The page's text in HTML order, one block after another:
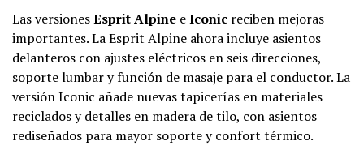
Las versionesEsprit Alpine eIconic reciben mejoras
importantes. La Esprit Alpine ahora incluye asientos
delanteros con ajustes eléctricos en seis direcciones,
soporte lumbar y función de masaje para el conductor. La
versión Iconic añade nuevas tapicerías en materiales
reciclados y detalles en madera de tilo, con asientos
rediseñados para mayor soporte y confort térmico.